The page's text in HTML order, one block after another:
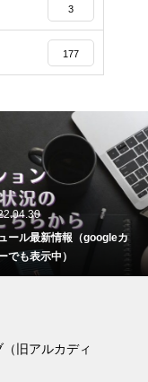
3
177
ール最新情報（googleカ
でも表示中）
旧アルカディ